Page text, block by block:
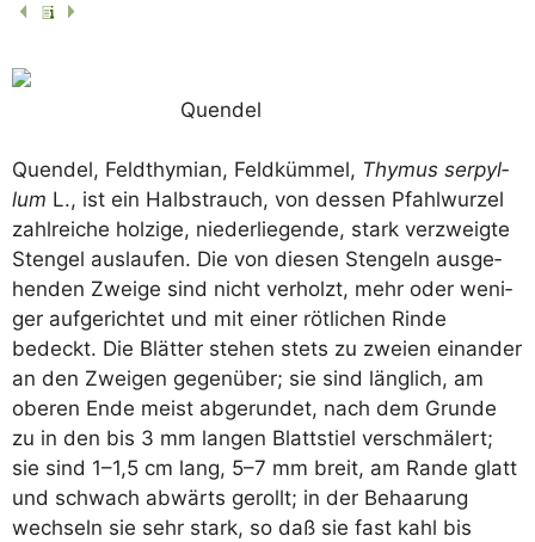
Quen­del
Quen­del, Feld­thy­mi­an, Feld­küm­mel, Thy­mus ser­pyl­
lum L., ist ein Halb­st­rauch, von des­sen Pfahl­wur­zel
zahl­rei­che hol­zi­ge, nie­der­lie­gen­de, stark ver­zweig­te
Sten­gel aus­lau­fen. Die von die­sen Sten­geln aus­ge­
hen­den Zwei­ge sind nicht ver­holzt, mehr oder weni­
ger auf­ge­rich­tet und mit einer röt­li­chen Rin­de
bedeckt. Die Blät­ter ste­hen stets zu zwei­en ein­an­der
an den Zwei­gen gegen­über; sie sind läng­lich, am
obe­ren Ende meist abge­run­det, nach dem Grun­de
zu in den bis 3 mm lan­gen Blatt­stiel ver­schmä­lert;
sie sind 1–1,5 cm lang, 5–7 mm breit, am Ran­de glatt
und schwach abwärts gerollt; in der Behaa­rung
wech­seln sie sehr stark, so daß sie fast kahl bis